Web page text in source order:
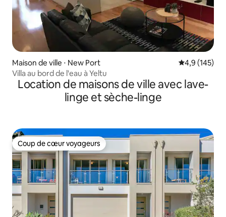
Maison de ville ⋅ New Port Évaluation
4,9 (145)
Villa au bord de l'eau à Yeltu
Location de maisons de ville avec lave-
linge et sèche-linge
Coup de cœur voyageurs
Coup de cœur voyageurs